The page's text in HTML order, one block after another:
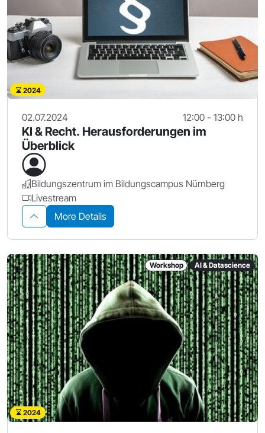
2024
02.07.2024 12:00 - 13:00 h
KI & Recht. Herausforderungen im
Überblick
Bildungszentrum im Bildungscampus Nürnberg
Livestream
More Details
Workshop AI & Datascience
2024